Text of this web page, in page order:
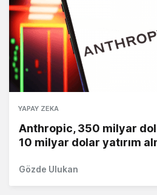
YAPAY ZEKA
Anthropic, 350 milyar
10 milyar dolar yatırım
Gözde Ulukan